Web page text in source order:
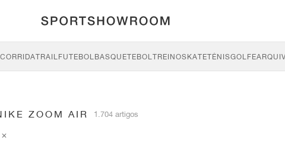
CORRIDATRAILFUTEBOLBASQUETEBOLTREINOSKATETÉNISGOLFE
ZOOM AIR 1.704 artigos